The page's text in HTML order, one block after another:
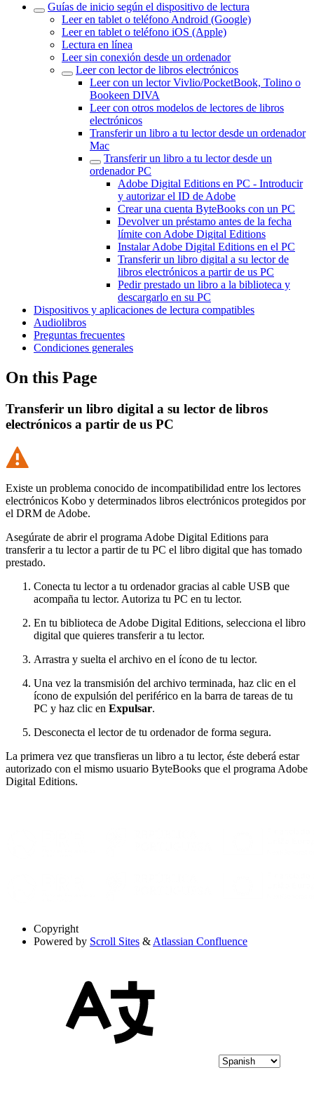
Guías de inicio según el dispositivo de lectura
Leer en tablet o teléfono Android (Google)
Leer en tablet o teléfono iOS (Apple)
Lectura en línea
Leer sin conexión desde un ordenador
Leer con lector de libros electrónicos
Leer con un lector Vivlio/PocketBook, Tolino o
Bookeen DIVA
Leer con otros modelos de lectores de libros
electrónicos
Transferir un libro a tu lector desde un ordenador
Mac
Transferir un libro a tu lector desde un
ordenador PC
Adobe Digital Editions en PC - Introducir
y autorizar el ID de Adobe
Crear una cuenta ByteBooks con un PC
Devolver un préstamo antes de la fecha
límite con Adobe Digital Editions
Instalar Adobe Digital Editions en el PC
Transferir un libro digital a su lector de
libros electrónicos a partir de us PC
Pedir prestado un libro a la biblioteca y
descargarlo en su PC
Dispositivos y aplicaciones de lectura compatibles
Audiolibros
Preguntas frecuentes
Condiciones generales
On this Page
Transferir un libro digital a su lector de libros
electrónicos a partir de us PC
Existe un problema conocido de incompatibilidad entre los lectores
electrónicos Kobo y determinados libros electrónicos protegidos por
el DRM de Adobe.
Asegúrate de abrir el programa Adobe Digital Editions para
transferir a tu lector a partir de tu PC el libro digital que has tomado
prestado.
Conecta tu lector a tu ordenador gracias al cable USB que
acompaña tu lector. Autoriza tu PC en tu lector.
En tu biblioteca de Adobe Digital Editions, selecciona el libro
digital que quieres transferir a tu lector.
Arrastra y suelta el archivo en el ícono de tu lector.
Una vez la transmisión del archivo terminada, haz clic en el
ícono de expulsión del periférico en la barra de tareas de tu
PC y haz clic en Expulsar.
Desconecta el lector de tu ordenador de forma segura.
La primera vez que transfieras un libro a tu lector, éste deberá estar
autorizado con el mismo usuario ByteBooks que el programa Adobe
Digital Editions.
Copyright
Powered by Scroll Sites & Atlassian Confluence